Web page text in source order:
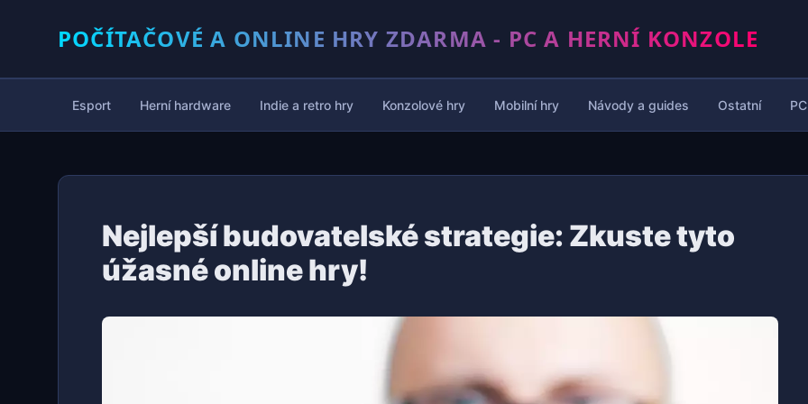
POČÍTAČOVÉ A ONLINE HRY ZDARMA - PC A HERNÍ KONZOLE
Esport Herní hardware Indie a retro hry Konzolové hry Mobilní hry Návody a guides Ostatní
Nejlepší budovatelské strategie: Zkuste tyto
úžasné online hry!